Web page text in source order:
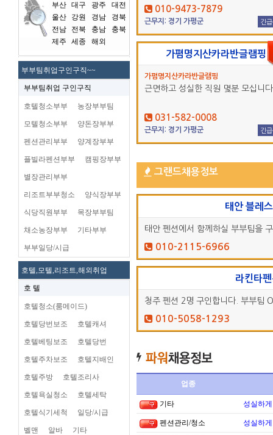
부산 대구 광주
대전
울산
강원 경남
경북
전남
전북 충남
충북
제주
세종 해외
부부팀취업구인구직~~
부부팀취업 구인구직
호텔청소부부 농장부부팀
모텔청소부부 양돈장부부
펜션관리부부 양계장부부
플빌라펜션부부 캠핑장부부
별장관리부부
리조트부부청소 양식장부부
식당직원부부 목장부부팀
채소농장부부 기타부부
부부일당/시급
호텔,모텔,리조트,해외취업
호 텔
호텔청소(룸메이드)
호텔당번보조 호텔캐셔
호텔베팅보조 호텔당번
호텔주차보조 호텔지배인
호텔주방 호텔조리사
호텔욕실청소 호텔세탁
호텔식기세척 일당/시급
벨맨 알바 기타
010-9473-7879
근무지: 경기 가평군 긴
가폄명지산카라반글램핑
가폄명지산카라반글램핑
근면하고 성실한 직원 몇분 모십니
031-582-0008
근무지: 경기 가평군 긴
그랜드채용정보
태안 블레
태안 펜션에서 함께하실 부부팀을
010-2115-6966
라킨타
청주 펜션 2명 구인합니다. 부부팀
010-5058-1293
업종
기타 성실하
펜션관리/청소 성실하